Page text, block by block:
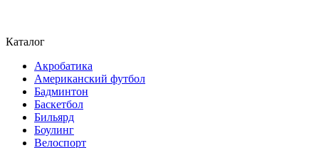
Каталог
Акробатика
Американский футбол
Бадминтон
Баскетбол
Бильярд
Боулинг
Велоспорт